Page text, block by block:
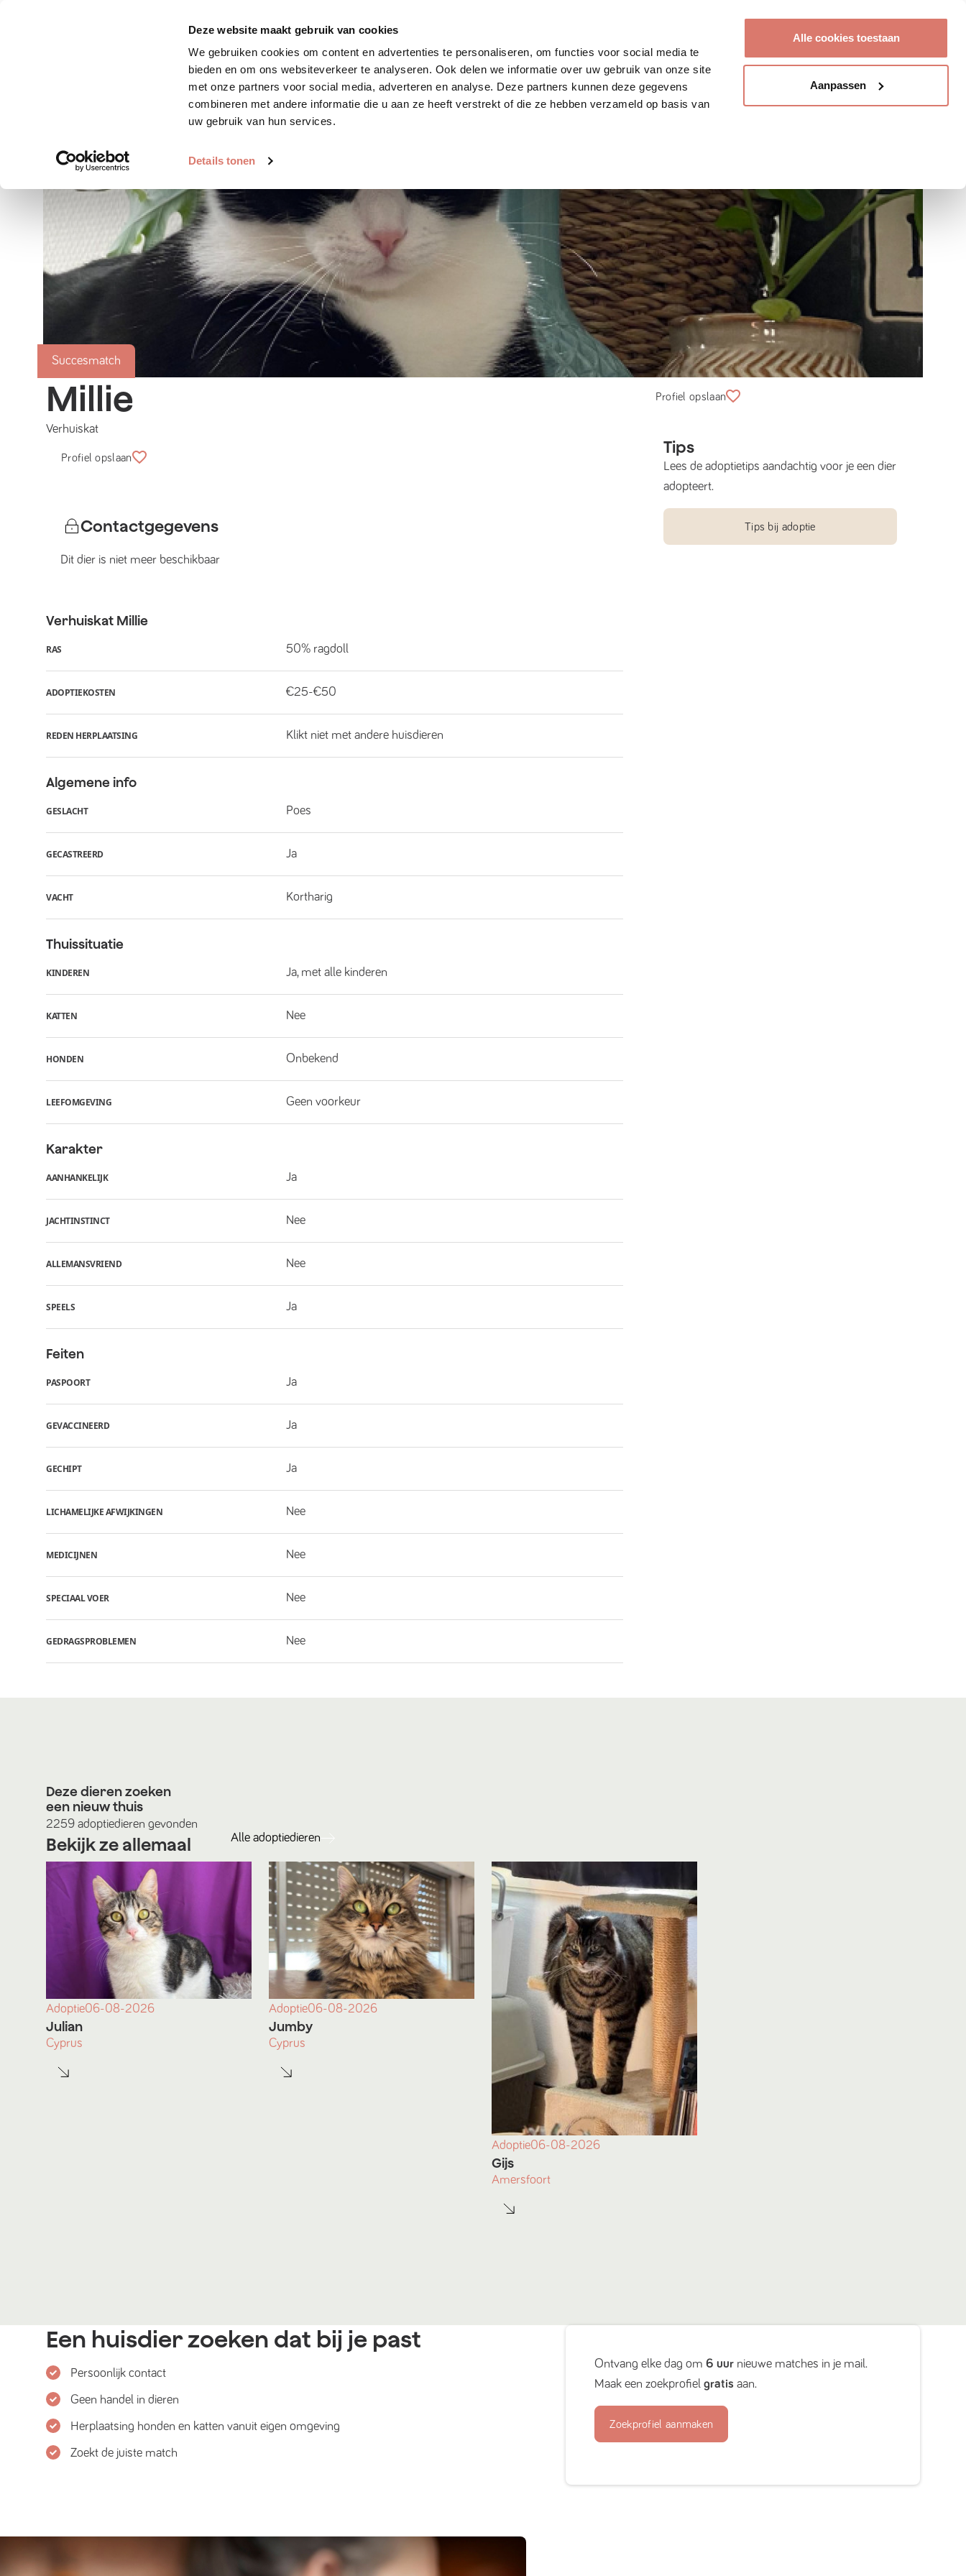
Deze website maakt gebruik van cookies
We gebruiken cookies om content en advertenties te personaliseren, om functies voor social media te
bieden en om ons websiteverkeer te analyseren. Ook delen we informatie over uw gebruik van onze site
met onze partners voor social media, adverteren en analyse. Deze partners kunnen deze gegevens
combineren met andere informatie die u aan ze heeft verstrekt of die ze hebben verzameld op basis van
uw gebruik van hun services.
Details tonen
Alle cookies toestaan
Aanpassen
Zoek huisdier Plaats huisdier Hoe werkt het?
Succesmatch
Millie
Verhuiskat
Profiel opslaan
Contactgegevens
Dit dier is niet meer beschikbaar
Verhuiskat Millie
RAS 50% ragdoll
ADOPTIEKOSTEN €25-€50
REDEN HERPLAATSING Klikt niet met andere huisdieren
Algemene info
GESLACHT Poes
GECASTREERD Ja
VACHT Kortharig
Thuissituatie
KINDEREN Ja, met alle kinderen
KATTEN Nee
HONDEN Onbekend
LEEFOMGEVING Geen voorkeur
Karakter
AANHANKELIJK Ja
JACHTINSTINCT Nee
ALLEMANSVRIEND Nee
SPEELS Ja
Feiten
PASPOORT Ja
GEVACCINEERD Ja
GECHIPT Ja
LICHAMELIJKE AFWIJKINGEN Nee
MEDICIJNEN Nee
SPECIAAL VOER Nee
GEDRAGSPROBLEMEN Nee
Profiel opslaan
Tips
Lees de adoptietips aandachtig voor je een dier
adopteert.
Tips bij adoptie
Deze dieren zoeken
een nieuw thuis
2259 adoptiedieren gevonden
Bekijk ze allemaal Alle adoptiedieren
Adoptie06-08-2026
Julian
Cyprus
Adoptie06-08-2026
Jumby
Cyprus
Adoptie06-08-2026
Gijs
Amersfoort
Een huisdier zoeken dat bij je past
Persoonlijk contact
Geen handel in dieren
Herplaatsing honden en katten vanuit eigen omgeving
Zoekt de juiste match
Ontvang elke dag om6 uur nieuwe matches in je mail.
Maak een zoekprofielgratis aan.
Zoekprofiel aanmaken